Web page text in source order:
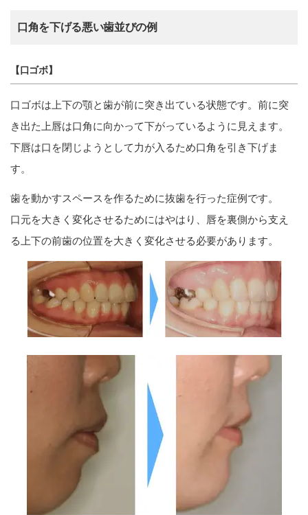
口角を下げる悪い歯並びの例
【口ゴボ】
口ゴボは上下の顎と歯が前に突き出ている状態です。前に突
き出た上唇は口角に向かって下がっているように見えます。
下唇は口を閉じようとして力が入るため口角を引き下げま
す。
歯を動かすスペースを作るために抜歯を行った症例です。
口元を大きく変化させるためにはやはり、唇を裏側から支え
る上下の前歯の位置を大きく変化させる必要があります。